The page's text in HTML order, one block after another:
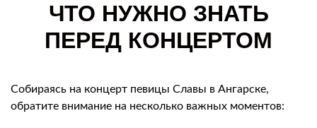
ЧТО НУЖНО ЗНАТЬ
ПЕРЕД КОНЦЕРТОМ
Собираясь на концерт певицы Славы в Ангарске,
обратите внимание на несколько важных моментов: